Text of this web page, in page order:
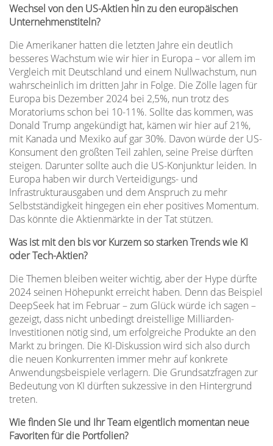
Wechsel von den US-Aktien hin zu den europäischen
Unternehmenstiteln?
Die Amerikaner hatten die letzten Jahre ein deutlich
besseres Wachstum wie wir hier in Europa – vor allem im
Vergleich mit Deutschland und einem Nullwachstum, nun
wahrscheinlich im dritten Jahr in Folge. Die Zölle lagen für
Europa bis Dezember 2024 bei 2,5%, nun trotz des
Moratoriums schon bei 10-11%. Sollte das kommen, was
Donald Trump angekündigt hat, kämen wir hier auf 21%,
mit Kanada und Mexiko auf gar 30%. Davon würde der US-
Konsument den größten Teil zahlen, seine Preise dürften
steigen. Darunter sollte auch die US-Konjunktur leiden. In
Europa haben wir durch Verteidigungs- und
Infrastrukturausgaben und dem Anspruch zu mehr
Selbstständigkeit hingegen ein eher positives Momentum.
Das könnte die Aktienmärkte in der Tat stützen.
Was ist mit den bis vor Kurzem so starken Trends wie KI
oder Tech-Aktien?
Die Themen bleiben weiter wichtig, aber der Hype dürfte
2024 seinen Höhepunkt erreicht haben. Denn das Beispiel
DeepSeek hat im Februar – zum Glück würde ich sagen –
gezeigt, dass nicht unbedingt dreistellige Milliarden-
Investitionen nötig sind, um erfolgreiche Produkte an den
Markt zu bringen. Die KI-Diskussion wird sich also durch
die neuen Konkurrenten immer mehr auf konkrete
Anwendungsbeispiele verlagern. Die Grundsatzfragen zur
Bedeutung von KI dürften sukzessive in den Hintergrund
treten.
Wie finden Sie und Ihr Team eigentlich momentan neue
Favoriten für die Portfolien?